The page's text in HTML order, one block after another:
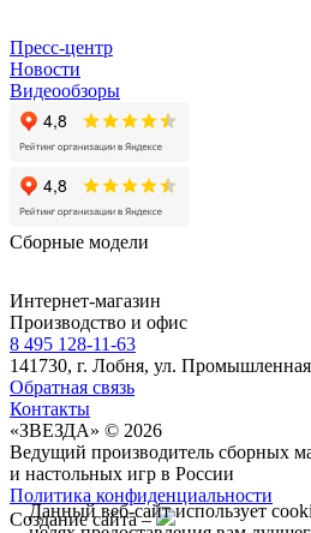
Пресс-центр
Новости
Видеообзоры
Сборные модели
Интернет-магазин
Производство и офис
8 495 128-11-63
141730, г. Лобня, ул.
Обратная связь
Контакты
«ЗВЕЗДА» © 2026
Ведущий производитель сборных
и настольных игр в России
Политика конфиденциальности
Создание сайта –
Данный веб-сайт использует